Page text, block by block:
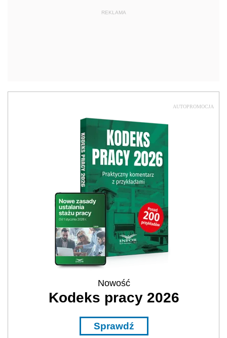
REKLAMA
AUTOPROMOCJA
Nowość
Kodeks pracy 2026
Sprawdź